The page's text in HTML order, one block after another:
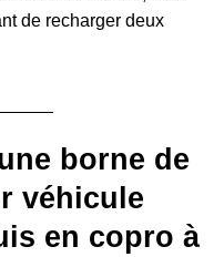
de recharger deux
borne de
véhicule
en copro à